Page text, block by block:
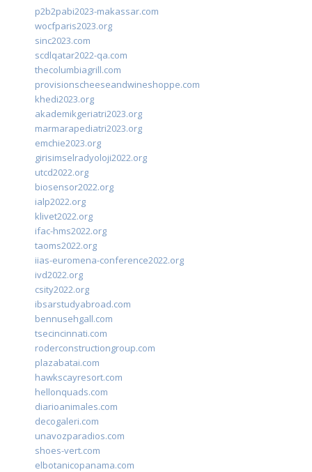
p2b2pabi2023-makassar.com
wocfparis2023.org
sinc2023.com
scdlqatar2022-qa.com
thecolumbiagrill.com
provisionscheeseandwineshoppe.com
khedi2023.org
akademikgeriatri2023.org
marmarapediatri2023.org
emchie2023.org
girisimselradyoloji2022.org
utcd2022.org
biosensor2022.org
ialp2022.org
klivet2022.org
ifac-hms2022.org
taoms2022.org
iias-euromena-conference2022.org
ivd2022.org
csity2022.org
ibsarstudyabroad.com
bennusehgall.com
tsecincinnati.com
roderconstructiongroup.com
plazabatai.com
hawkscayresort.com
hellonquads.com
diarioanimales.com
decogaleri.com
unavozparadios.com
shoes-vert.com
elbotanicopanama.com